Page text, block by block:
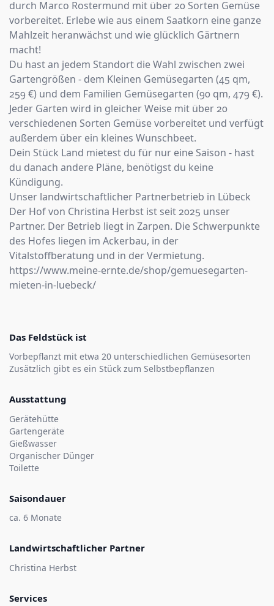
durch Marco Rostermund mit über 20 Sorten Gemüse
vorbereitet. Erlebe wie aus einem Saatkorn eine ganze
Mahlzeit heranwächst und wie glücklich Gärtnern
macht!
Du hast an jedem Standort die Wahl zwischen zwei
Gartengrößen - dem Kleinen Gemüsegarten (45 qm,
259 €) und dem Familien Gemüsegarten (90 qm, 479 €).
Jeder Garten wird in gleicher Weise mit über 20
verschiedenen Sorten Gemüse vorbereitet und verfügt
außerdem über ein kleines Wunschbeet.
Dein Stück Land mietest du für nur eine Saison - hast
du danach andere Pläne, benötigst du keine
Kündigung.
Unser landwirtschaftlicher Partnerbetrieb in Lübeck
Der Hof von Christina Herbst ist seit 2025 unser
Partner. Der Betrieb liegt in Zarpen. Die Schwerpunkte
des Hofes liegen im Ackerbau, in der
Vitalstoffberatung und in der Vermietung.
https://www.meine-ernte.de/shop/gemuesegarten-
mieten-in-luebeck/
Das Feldstück ist
Vorbepflanzt mit etwa 20 unterschiedlichen Gemüsesorten
Zusätzlich gibt es ein Stück zum Selbstbepflanzen
Ausstattung
Gerätehütte
Gartengeräte
Gießwasser
Organischer Dünger
Toilette
Saisondauer
ca. 6 Monate
Landwirtschaftlicher Partner
Christina Herbst
Services